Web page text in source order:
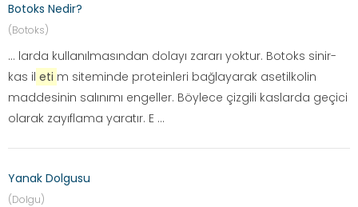
Botoks Nedir?
(Botoks)
... larda kullanılmasından dolayı zararı yoktur. Botoks sinir-
kas il eti m siteminde proteinleri bağlayarak asetilkolin
maddesinin salınımı engeller. Böylece çizgili kaslarda geçici
olarak zayıflama yaratır. E ...
Yanak Dolgusu
(Dolgu)